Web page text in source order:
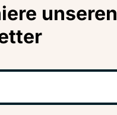
unseren